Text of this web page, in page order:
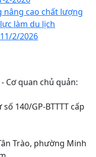
nâng cao chất lượng
làm du lịch
2/2026
- Cơ quan chủ quản:
140/GP-BTTTT cấp
Trào, phường Minh